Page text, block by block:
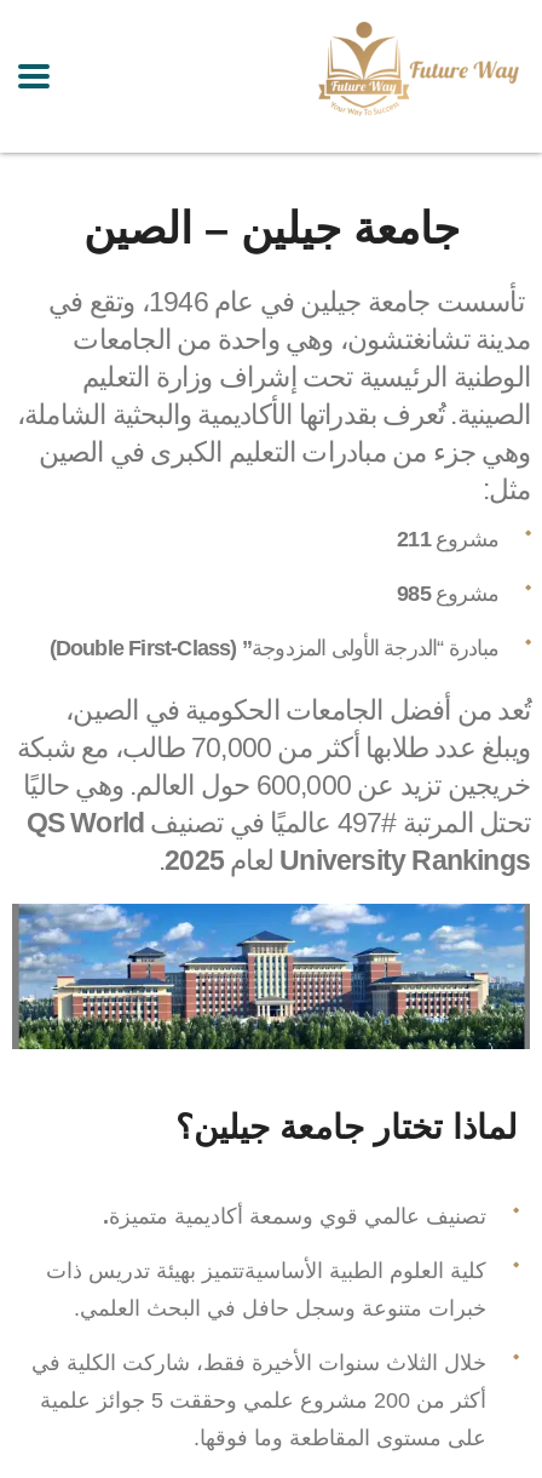
جامعة جيلين – الصين
تأسست جامعة جيلين في عام 1946، وتقع في
مدينة تشانغتشون، وهي واحدة من الجامعات
الوطنية الرئيسية تحت إشراف وزارة التعليم
الصينية. تُعرف بقدراتها الأكاديمية والبحثية الشاملة،
وهي جزء من مبادرات التعليم الكبرى في الصين
مثل:
مشروع 211
مشروع 985
مبادرة “الدرجة الأولى المزدوجة” (Double First-Class)
تُعد من أفضل الجامعات الحكومية في الصين،
ويبلغ عدد طلابها أكثر من 70,000 طالب، مع شبكة
خريجين تزيد عن 600,000 حول العالم. وهي حاليًا
تحتل المرتبة #497 عالميًا في تصنيف
QS World
University Rankings لعام 2025
.
لماذا تختار جامعة جيلين؟
تصنيف عالمي قوي وسمعة أكاديمية متميزة.
كلية العلوم الطبية الأساسيةتتميز بهيئة تدريس ذات
خبرات متنوعة وسجل حافل في البحث العلمي.
خلال الثلاث سنوات الأخيرة فقط، شاركت الكلية في
أكثر من 200 مشروع علمي وحققت 5 جوائز علمية
على مستوى المقاطعة وما فوقها.